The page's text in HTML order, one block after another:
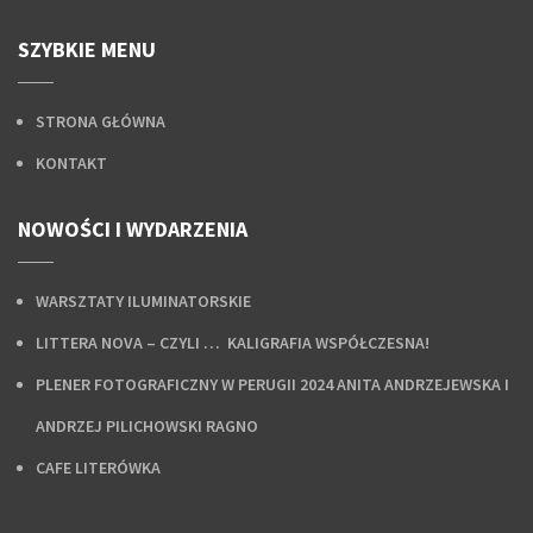
SZYBKIE MENU
STRONA GŁÓWNA
KONTAKT
NOWOŚCI I WYDARZENIA
WARSZTATY ILUMINATORSKIE
LITTERA NOVA – CZYLI … KALIGRAFIA WSPÓŁCZESNA!
PLENER FOTOGRAFICZNY W PERUGII 2024 ANITA ANDRZEJEWSKA I
ANDRZEJ PILICHOWSKI RAGNO
CAFE LITERÓWKA